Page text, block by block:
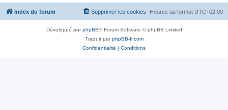
Index du forum Heures au format UTC+02:00
Supprimer les cookies
Développé parphpBB® Forum Software © phpBB Limited
Traduit parphpBB-fr.com
Confidentialité | Conditions